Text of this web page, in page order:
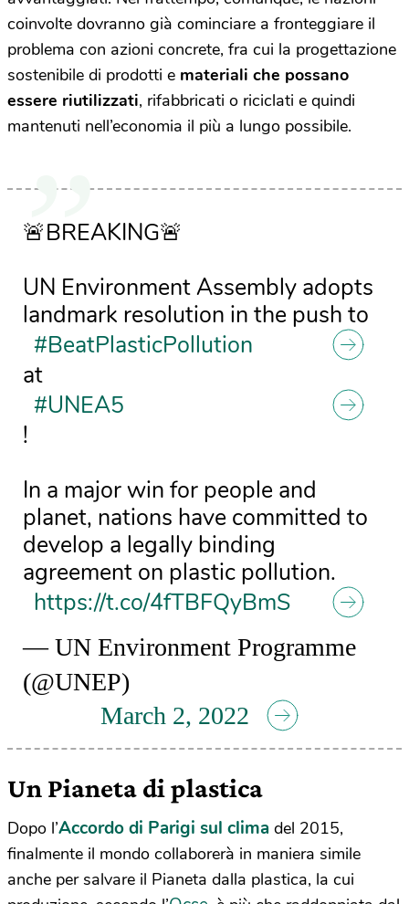
coinvolte dovranno già cominciare a fronteggiare il
problema con azioni concrete, fra cui la progettazione
sostenibile di prodotti e materiali che possano
essere riutilizzati, rifabbricati o riciclati e quindi
mantenuti nell’economia il più a lungo possibile.
🚨BREAKING🚨
UN Environment Assembly adopts
landmark resolution in the push to
#BeatPlasticPollution
at
#UNEA5
!
In a major win for people and
planet, nations have committed to
develop a legally binding
agreement on plastic pollution.
https://t.co/4fTBFQyBmS
— UN Environment Programme
(@UNEP)
March 2, 2022
Un Pianeta di plastica
Dopo l’Accordo di Parigi sul clima del 2015,
finalmente il mondo collaborerà in maniera simile
anche per salvare il Pianeta dalla plastica, la cui